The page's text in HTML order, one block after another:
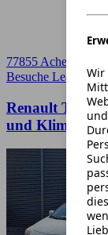
77855 Achern
Besuche
Renault
und Klima